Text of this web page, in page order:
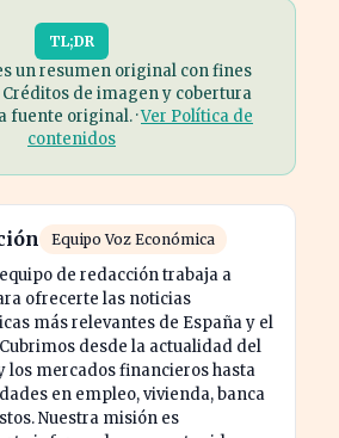
TL;DR
un resumen original con fines
de imagen y cobertura
fuente original. ·Ver Política de
contenidos
Equipo Voz Económica
de redacción trabaja a
ofrecerte las noticias
más relevantes de España y el
desde la actualidad del
los mercados financieros hasta
en empleo, vivienda, banca
Nuestra misión es